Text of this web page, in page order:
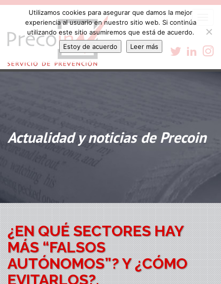
Actualidad y noticias de Precoin
¿EN QUÉ SECTORES HAY
MÁS “FALSOS
AUTÓNOMOS”? Y ¿CÓMO
EVITARLOS?.
Utilizamos cookies para asegurar que damos la mejor
experiencia al usuario en nuestro sitio web. Si continúa
utilizando este sitio asumiremos que está de acuerdo.
Estoy de acuerdo
Leer más